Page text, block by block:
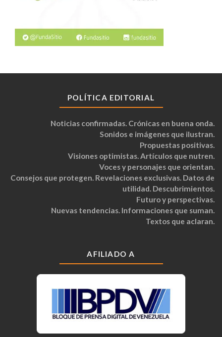
POLÍTICA EDITORIAL
Noticias confirmadas. Crónicas en buena onda.
Sonidos e imágenes que ilustran.
Propuestas positivas.
Visiones optimistas. Artículos que nutren.
Voces y personajes que orientan.
Consejos que protegen. Revelaciones exclusivas. Datos de
utilidad. Descubrimientos.
Futuro y perspectivas.
Nuevas tendencias. Informaciones que suman.
Textos que aclaran.
AFILIADO A